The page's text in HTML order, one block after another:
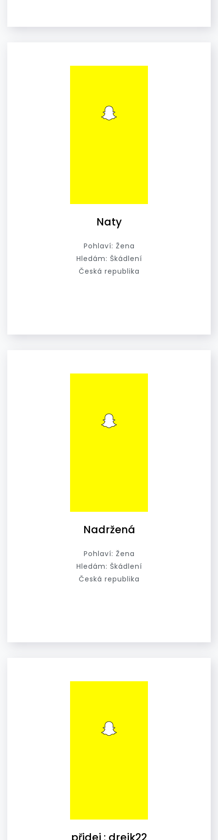
Naty
Pohlaví: Žena
Hledám: Škádlení
Česká republika
Nadržená
Pohlaví: Žena
Hledám: Škádlení
Česká republika
přidej : drejk22